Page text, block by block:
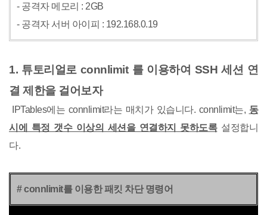
- 공격자 메모리 : 2GB
- 공격자 서버 아이피 : 192.168.0.19
1. 튜토리얼로 connlimit 를 이용하여 SSH 세션 연
결 제한을 걸어보자
IPTables에는 connlimit라는 매치가 있습니다. connlimit는, 동
시에 특정 갯수 이상의 세션을 연결하지 못하도록설정합니
다.
# connlimit를 이용한 패킷 차단 명령어